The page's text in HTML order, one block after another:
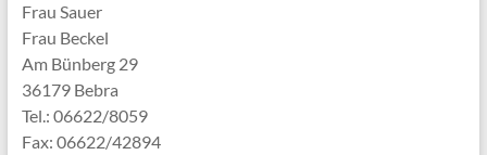
Frau Sauer
Frau Beckel
Am Bünberg 29
36179 Bebra
Tel.: 06622/8059
Fax: 06622/42894